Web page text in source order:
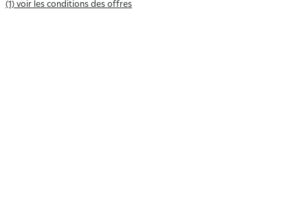
(1) voir les conditions des offres